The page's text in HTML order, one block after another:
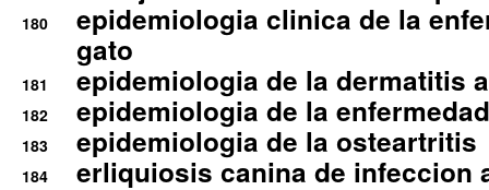
180
epidemiologia clinica de la
gato
181 epidemiologia de la dermatitis
182 epidemiologia de la
183 epidemiologia de la osteartritis
184
erliquiosis canina de infeccion